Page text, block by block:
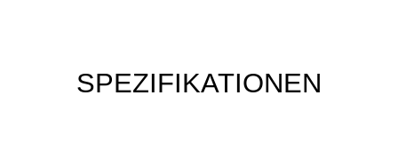
SPEZIFIKATIONEN